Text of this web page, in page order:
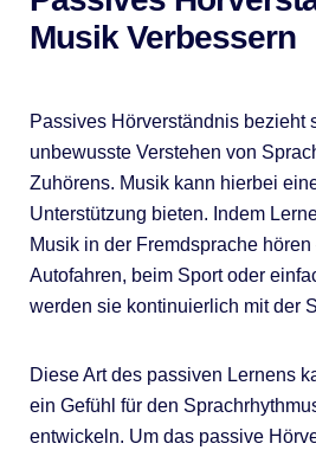
Musik Verbessern
Passives Hörverständnis bezieht
unbewusste Verstehen von
Zuhörens. Musik kann hierbei
Unterstützung bieten. Indem
Musik in der Fremdsprache
Autofahren, beim Sport oder
werden sie kontinuierlich mit der
Diese Art des passiven Lernens
ein Gefühl für den
entwickeln. Um das passive